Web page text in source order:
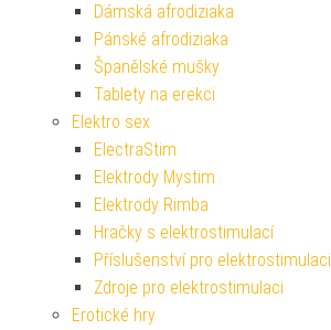
Dámská afrodiziaka
Pánské afrodiziaka
Španělské mušky
Tablety na erekci
Elektro sex
ElectraStim
Elektrody Mystim
Elektrody Rimba
Hračky s elektrostimulací
Příslušenství pro elektrostimulaci
Zdroje pro elektrostimulaci
Erotické hry